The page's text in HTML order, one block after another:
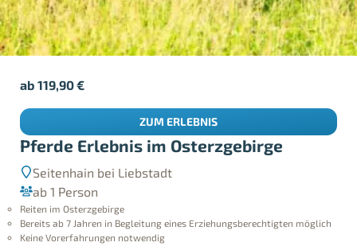
Pferde Erlebnis im Osterzgebirge
Seitenhain bei Liebstadt
ab 1 Person
Reiten im Osterzgebirge
Bereits ab 7 Jahren in Begleitung eines Erziehungsberechtigten möglich
Keine Vorerfahrungen notwendig
ab119,90€
ZUM ERLEBNIS